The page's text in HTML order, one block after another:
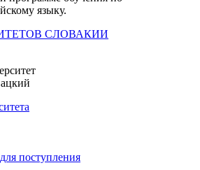
языку.
СЛОВАКИИ
поступления